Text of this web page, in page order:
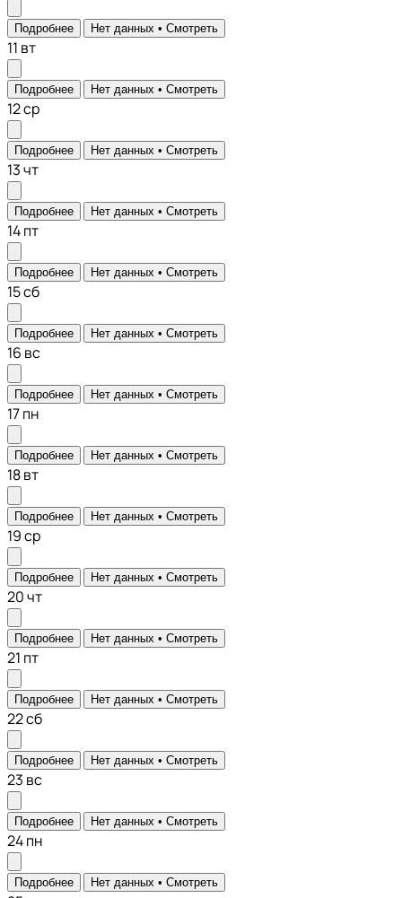
Подробнее Нет данных • Смотреть
11 вт
Подробнее Нет данных • Смотреть
12ср
Подробнее Нет данных • Смотреть
13чт
Подробнее Нет данных • Смотреть
14пт
Подробнее Нет данных • Смотреть
15сб
Подробнее Нет данных • Смотреть
16 вс
Подробнее Нет данных • Смотреть
17пн
Подробнее Нет данных • Смотреть
18вт
Подробнее Нет данных • Смотреть
19ср
Подробнее Нет данных • Смотреть
20чт
Подробнее Нет данных • Смотреть
21 пт
Подробнее Нет данных • Смотреть
22сб
Подробнее Нет данных • Смотреть
23 вс
Подробнее Нет данных • Смотреть
24пн
Подробнее Нет данных • Смотреть